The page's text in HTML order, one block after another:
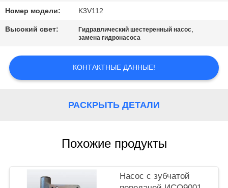
СПРОСИТЕ
КАРТА
Номер модели: K3V112
Высокий свет: Гидравлический шестеренный насос,
замена гидронасоса
КОНТАКТНЫЕ ДАННЫЕ!
РАСКРЫТЬ ДЕТАЛИ
Похожие продукты
Насос с зубчатой